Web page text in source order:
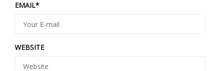
EMAIL*
WEBSITE